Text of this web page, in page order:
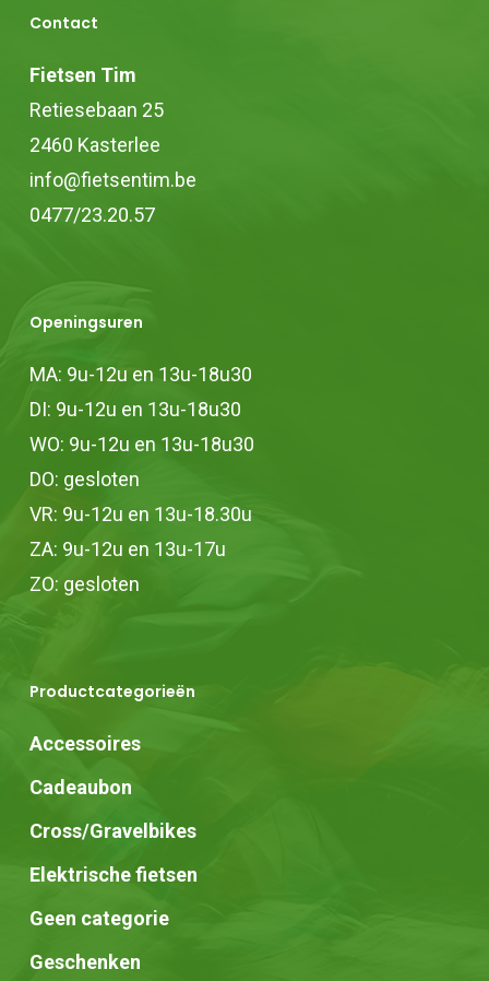
Contact
Fietsen Tim
Retiesebaan 25
2460 Kasterlee
info@fietsentim.be
0477/23.20.57
Openingsuren
MA: 9u-12u en 13u-18u30
DI: 9u-12u en 13u-18u30
WO: 9u-12u en 13u-18u30
DO: gesloten
VR: 9u-12u en 13u-18.30u
ZA: 9u-12u en 13u-17u
ZO: gesloten
Productcategorieën
Accessoires
Cadeaubon
Cross/Gravelbikes
Elektrische fietsen
Geen categorie
Geschenken